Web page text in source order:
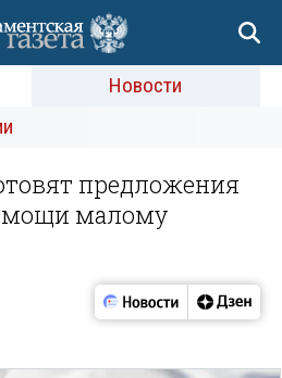
Новости
предложения
малому